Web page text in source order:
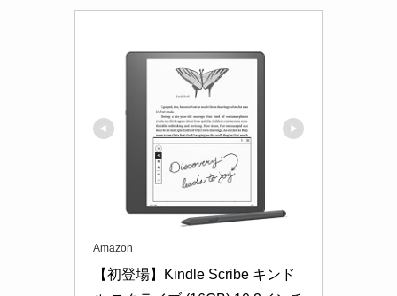
Amazon
【初登場】Kindle Scribe キンド